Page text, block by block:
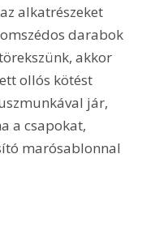
alkatrészeket
darabok
akkor
ollós kötést
jár,
a csapokat,
marósablonnal